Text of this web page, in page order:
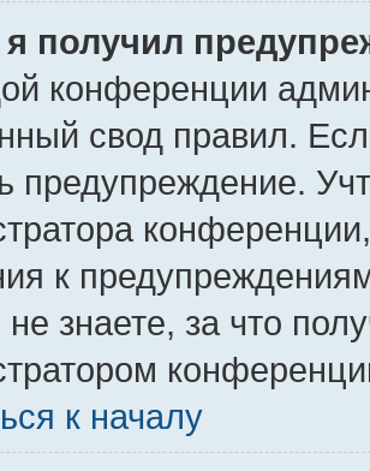
получил
конференции
свод правил.
предупреждение.
к
знаете, за что
к началу